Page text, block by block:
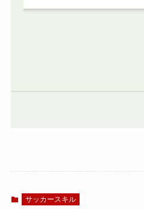
サッカースキル